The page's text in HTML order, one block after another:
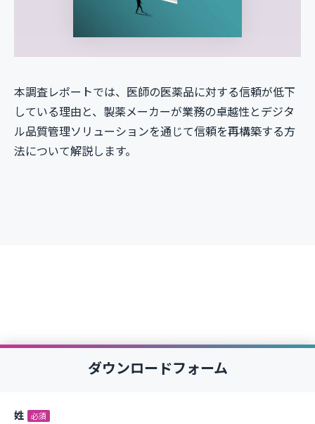
本調査レポートでは、医師の医薬品に対する信頼が低下
している理由と、製薬メーカーが業務の卓越性とデジタ
ル品質管理ソリューションを通じて信頼を再構築する方
法について解説します。
ダウンロードフォーム
姓